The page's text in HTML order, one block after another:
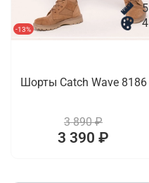
-13%
5
4
Шорты Catch Wave 8186
3 890 ₽
3 390 ₽